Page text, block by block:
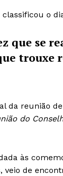
classificou o
que se
trouxe
da reunião
do
às
veio de